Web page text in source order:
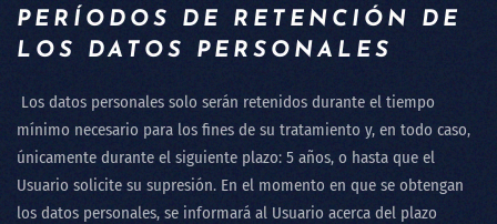
PERÍODOS DE RETENCIÓN DE
LOS DATOS PERSONALES
Los datos personales solo serán retenidos durante el tiempo
mínimo necesario para los fines de su tratamiento y, en todo caso,
únicamente durante el siguiente plazo: 5 años, o hasta que el
Usuario solicite su supresión. En el momento en que se obtengan
los datos personales, se informará al Usuario acerca del plazo